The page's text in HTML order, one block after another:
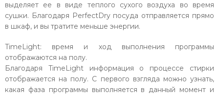
выделяет ее в виде теплого сухого воздуха во время
сушки. Благодаря PerfectDry посуда отправляется прямо
в шкаф, и вы тратите меньше энергии.
TimeLight: время и ход выполнения программы
отображаются на полу.
Благодаря TimeLight информация о процессе стирки
отображается на полу. С первого взгляда можно узнать,
какая фаза программы выполняется в данный момент и